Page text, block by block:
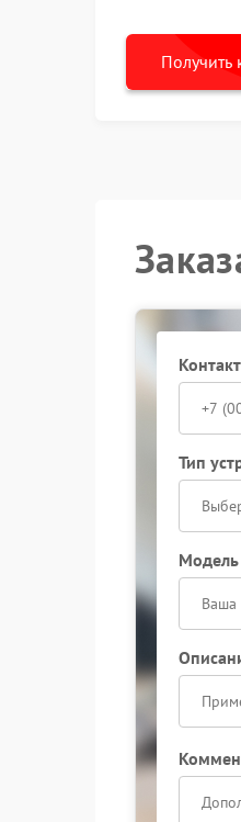
Получить
Тип
Модель